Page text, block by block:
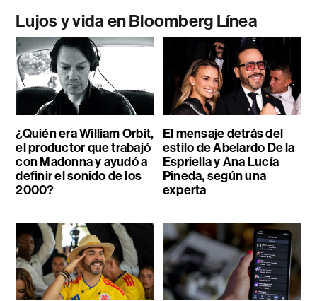
Lujos y vida en Bloomberg Línea
¿Quién era William Orbit,
el productor que trabajó
con Madonna y ayudó a
definir el sonido de los
2000?
El mensaje detrás del
estilo de Abelardo De la
Espriella y Ana Lucía
Pineda, según una
experta